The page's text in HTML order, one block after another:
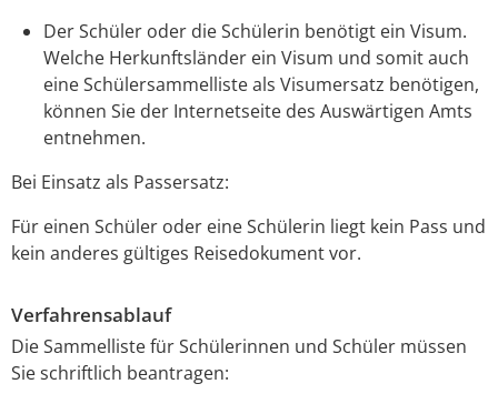
Der Schüler oder die Schülerin benötigt ein Visum.
Welche Herkunftsländer ein Visum und somit auch
eine Schülersammelliste als Visumersatz benötigen,
können Sie der Internetseite des Auswärtigen Amts
entnehmen.
Bei Einsatz als Passersatz:
Für einen Schüler oder eine Schülerin liegt kein Pass und
kein anderes gültiges Reisedokument vor.
Verfahrensablauf
Die Sammelliste für Schülerinnen und Schüler müssen
Sie schriftlich beantragen: